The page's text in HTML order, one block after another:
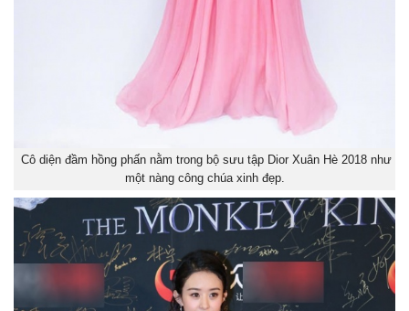
Cô diện đầm hồng phấn nằm trong bộ sưu tập Dior Xuân Hè 2018 như
một nàng công chúa xinh đẹp.